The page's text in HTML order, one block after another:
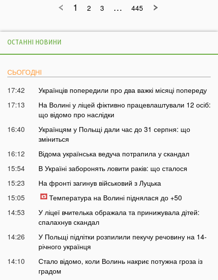
1 2 3 … 445
ОСТАННІ НОВИНИ
СЬОГОДНІ
17:42
Українців попередили про два важкі місяці попереду
17:13
На Волині у ліцей фіктивно працевлаштували 12 осіб:
що відомо про наслідки
16:40
Українцям у Польщі дали час до 31 серпня: що
зміниться
16:12
Відома українська ведуча потрапила у скандал
15:54
В Україні заборонять ловити раків: що сталося
15:23
На фронті загинув військовий з Луцька
15:05
Температура на Волині піднялася до +50
14:53
У ліцеї вчителька ображала та принижувала дітей:
спалахнув скандал
14:26
У Польщі підлітки розпилили пекучу речовину на 14-
річного українця
14:10
Стало відомо, коли Волинь накриє потужна гроза із
градом